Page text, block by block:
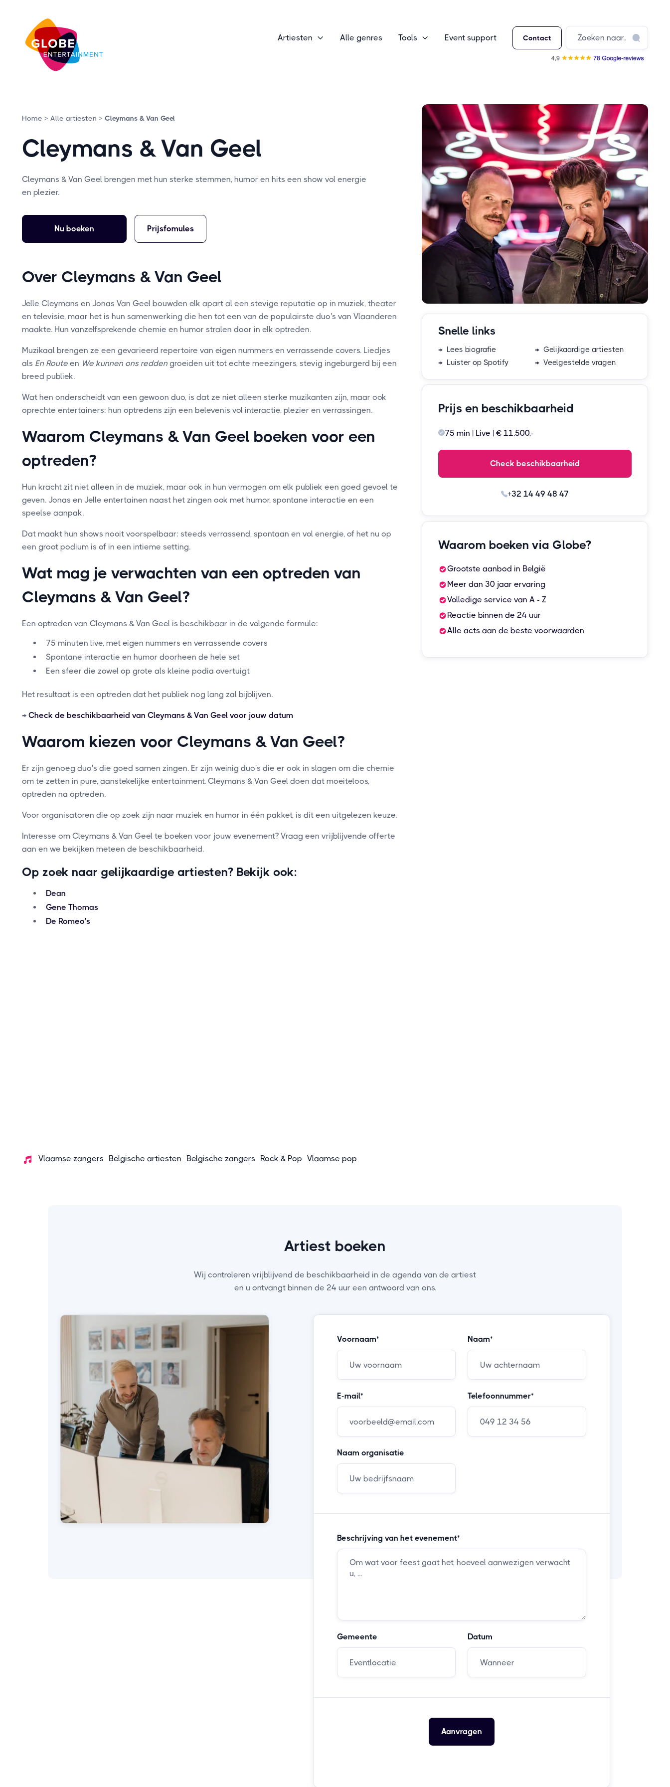
Artiesten  Alle genres Tools  Event support Contact
Home > Alle artiesten > Cleymans & Van Geel
Cleymans & Van Geel
Cleymans & Van Geel brengen met hun sterke stemmen, humor en hits een show vol energie
en plezier.
Nu boeken Prijsfomules
Over Cleymans & Van Geel
Jelle Cleymans en Jonas Van Geel bouwden elk apart al een stevige reputatie op in muziek, theater
en televisie, maar het is hun samenwerking die hen tot een van de populairste duo's van Vlaanderen
maakte. Hun vanzelfsprekende chemie en humor stralen door in elk optreden.
Muzikaal brengen ze een gevarieerd repertoire van eigen nummers en verrassende covers. Liedjes
als En Route en We kunnen ons redden groeiden uit tot echte meezingers, stevig ingeburgerd bij een
breed publiek.
Wat hen onderscheidt van een gewoon duo, is dat ze niet alleen sterke muzikanten zijn, maar ook
oprechte entertainers: hun optredens zijn een belevenis vol interactie, plezier en verrassingen.
Waarom Cleymans & Van Geel boeken voor een
optreden?
Hun kracht zit niet alleen in de muziek, maar ook in hun vermogen om elk publiek een goed gevoel te
geven. Jonas en Jelle entertainen naast het zingen ook met humor, spontane interactie en een
speelse aanpak.
Dat maakt hun shows nooit voorspelbaar: steeds verrassend, spontaan en vol energie, of het nu op
een groot podium is of in een intieme setting.
Wat mag je verwachten van een optreden van
Cleymans & Van Geel?
Een optreden van Cleymans & Van Geel is beschikbaar in de volgende formule:
75 minuten live, met eigen nummers en verrassende covers
Spontane interactie en humor doorheen de hele set
Een sfeer die zowel op grote als kleine podia overtuigt
Het resultaat is een optreden dat het publiek nog lang zal bijblijven.
→ Check de beschikbaarheid van Cleymans & Van Geel voor jouw datum
Waarom kiezen voor Cleymans & Van Geel?
Er zijn genoeg duo's die goed samen zingen. Er zijn weinig duo's die er ook in slagen om die chemie
om te zetten in pure, aanstekelijke entertainment. Cleymans & Van Geel doen dat moeiteloos,
optreden na optreden.
Voor organisatoren die op zoek zijn naar muziek en humor in één pakket, is dit een uitgelezen keuze.
Interesse om Cleymans & Van Geel te boeken voor jouw evenement? Vraag een vrijblijvende offerte
aan en we bekijken meteen de beschikbaarheid.
Op zoek naar gelijkaardige artiesten? Bekijk ook:
Dean
Gene Thomas
De Romeo's
Vlaamse zangers Belgische artiesten Belgische zangers Rock & Pop Vlaamse pop
Snelle links
→ Lees biografie
→ Gelijkaardige artiesten
→ Luister op Spotify
→ Veelgestelde vragen
Prijs en beschikbaarheid
75 min | Live | € 11.500,-
Check beschikbaarheid
+32 14 49 48 47
Waarom boeken via Globe?
Grootste aanbod in België
Meer dan 30 jaar ervaring
Volledige service van A - Z
Reactie binnen de 24 uur
Alle acts aan de beste voorwaarden
Artiest boeken
Wij controleren vrijblijvend de beschikbaarheid in de agenda van de artiest
en u ontvangt binnen de 24 uur een antwoord van ons.
Voornaam* Naam*
E-mail* Telefoonnummer*
Naam organisatie
Beschrijving van het evenement*
Gemeente Datum